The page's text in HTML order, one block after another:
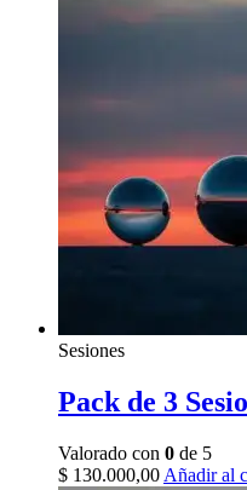
Sesiones
Pack de 3
Valorado con 0 de 5
$ 130.000,00 Añadir al